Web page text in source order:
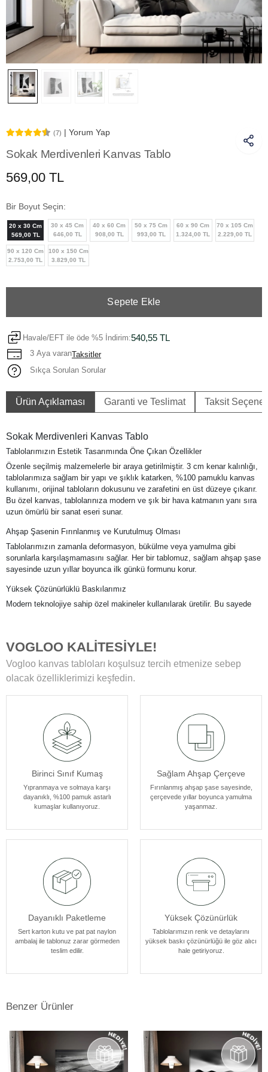
(7) | Yorum Yap
Sokak Merdivenleri Kanvas Tablo
569,00 TL
Bir Boyut Seçin:
20 x 30 Cm
569,00 TL
30 x 45 Cm
646,00 TL
40 x 60 Cm
908,00 TL
50 x 75 Cm
993,00 TL
60 x 90 Cm
1.324,00 TL
70 x 105 Cm
2.229,00 TL
90 x 120 Cm
2.753,00 TL
100 x 150 Cm
3.829,00 TL
Sepete Ekle
Havale/EFT ile öde %5 İndirim:540,55 TL
3 Aya varanTaksitler
Sıkça Sorulan Sorular
Ürün Açıklaması Garanti ve Teslimat Taksit
Sokak Merdivenleri Kanvas Tablo
Tablolarımızın Estetik Tasarımında Öne Çıkan Özellikler
Özenle seçilmiş malzemelerle bir araya getirilmiştir. 3 cm kenar kalınlığı,
tablolarımıza sağlam bir yapı ve şıklık katarken, %100 pamuklu kanvas
kullanımı, orijinal tabloların dokusunu ve zarafetini en üst düzeye çıkarır.
Bu özel kanvas, tablolarınıza modern ve şık bir hava katmanın yanı sıra
uzun ömürlü bir sanat eseri sunar.
Ahşap Şasenin Fırınlanmış ve Kurutulmuş Olması
Tablolarımızın zamanla deformasyon, bükülme veya yamulma gibi
sorunlarla karşılaşmamasını sağlar. Her bir tablomuz, sağlam ahşap şase
sayesinde uzun yıllar boyunca ilk günkü formunu korur.
Yüksek Çözünürlüklü Baskılarımız
Modern teknolojiye sahip özel makineler kullanılarak üretilir. Bu sayede
korur ve duvarlarınızı güzelleştirir.
Kenar Baskısıyla Tablolarımızın Kenar Kısımları
Resmin dokusu ve renklerinin zarif bir şekilde devam ettiği özel bir
tasarıma sahiptir. Bu detay, tablolarımızı ek çerçeve ihtiyacı olmadan
asılabilir kılar, böylece sanat eserleriniz odanızın atmosferine mükemmel
deneyim sunmak için özenle tasarlanmıştır.
VOGLOO KALİTESİYLE!
Vogloo kanvas tabloları koşulsuz tercih etmenize sebep
olacak özelliklerimizi keşfedin.
Birinci Sınıf Kumaş
Yıpranmaya ve solmaya karşı
dayanıklı, %100 pamuk astarlı
kumaşlar kullanıyoruz.
Sağlam Ahşap Çerçeve
Fırınlanmış ahşap şase sayesinde,
çerçevede yıllar boyunca yamulma
yaşanmaz.
Dayanıklı Paketleme
Sert karton kutu ve pat pat naylon
ambalaj ile tablonuz zarar görmeden
teslim edilir.
Yüksek Çözünürlük
Tablolarımızın renk ve detaylarını
yüksek baskı çözünürlüğü ile göz alıcı
hale getiriyoruz.
Benzer Ürünler